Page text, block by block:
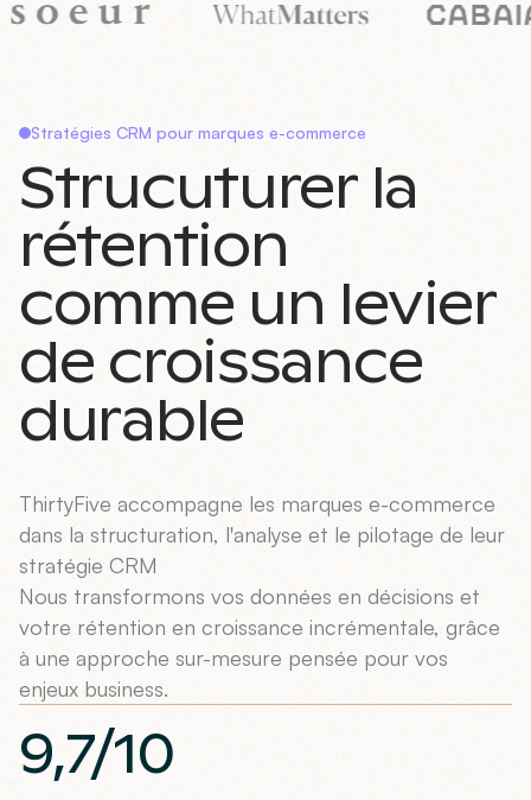
Stratégies CRM pour marques e-commerce
Strucuturer la
rétention
comme un levier
de croissance
durable
ThirtyFive accompagne les marques e-commerce
dans la structuration, l'analyse et le pilotage de leur
stratégie CRM
Nous transformons vos données en décisions et
votre rétention en croissance incrémentale, grâce
à une approche sur-mesure pensée pour vos
enjeux business.
9,7/10